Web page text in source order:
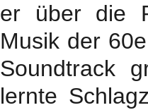
er über die
Musik der
Soundtrack
lernte